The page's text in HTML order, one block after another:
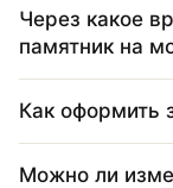
Через какое
памятник на
Как оформить
Можно ли